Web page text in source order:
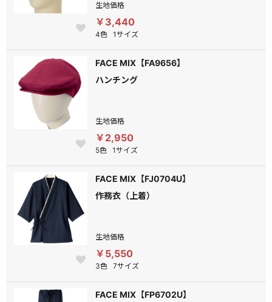
生地価格
￥3,440
4色 1サイズ
FACE MIX【FA9656】
ハンチング
生地価格
￥2,950
5色 1サイズ
FACE MIX【FJ0704U】
作務衣（上着）
生地価格
￥5,550
3色 7サイズ
FACE MIX【FP6702U】